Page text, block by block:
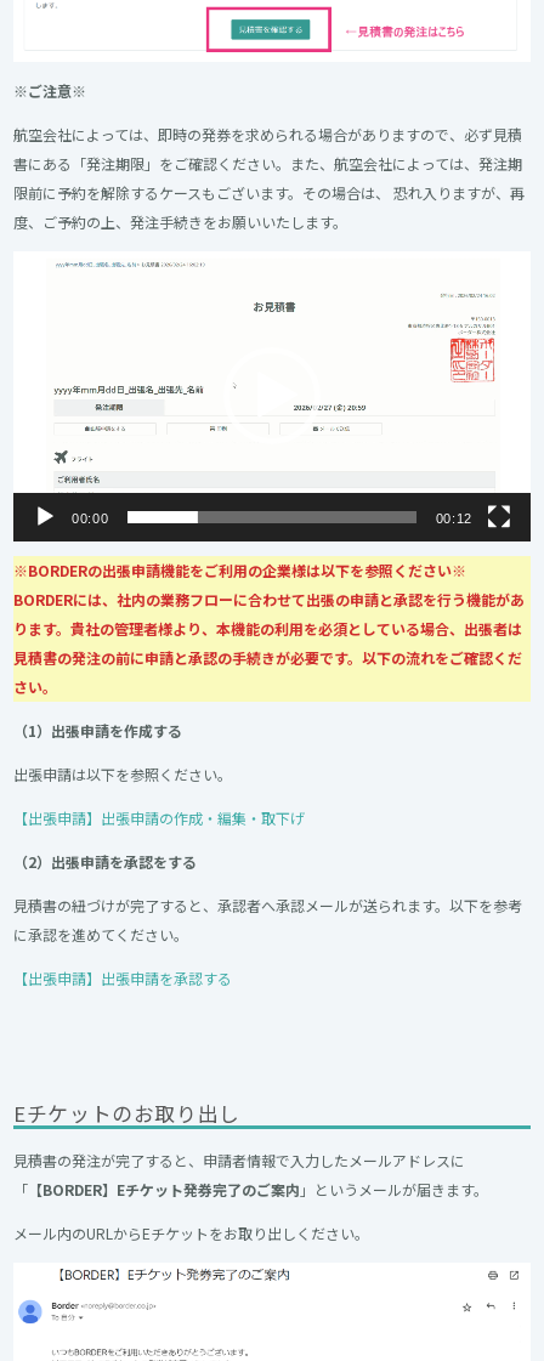
※ご注意※
航空会社によっては、即時の発券を求められる場合がありますので、必ず見積
書にある「発注期限」をご確認ください。また、航空会社によっては、発注期
限前に予約を解除するケースもございます。その場合は、 恐れ入りますが、再
度、ご予約の上、発注手続きをお願いいたします。
00:00 00:12
※BORDERの出張申請機能をご利用の企業様は以下を参照ください※
BORDERには、社内の業務フローに合わせて出張の申請と承認を行う機能があ
ります。貴社の管理者様より、本機能の利用を必須としている場合、出張者は
見積書の発注の前に申請と承認の手続きが必要です。以下の流れをご確認くだ
さい。
（1）出張申請を作成する
出張申請は以下を参照ください。
【出張申請】出張申請の作成・編集・取下げ
（2）出張申請を承認をする
見積書の紐づけが完了すると、承認者へ承認メールが送られます。以下を参考
に承認を進めてください。
【出張申請】出張申請を承認する
Eチケットのお取り出し
見積書の発注が完了すると、申請者情報で入力したメールアドレスに
「 【BORDER】Eチケット発券完了のご案内 」というメールが届きます。
メール内のURLからEチケットをお取り出しください。